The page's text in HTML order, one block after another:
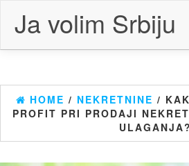
content
Ja volim Srbiju
HOME / NEKRETNINE /
PROFIT PRI PRODAJI
ULAGANJA?